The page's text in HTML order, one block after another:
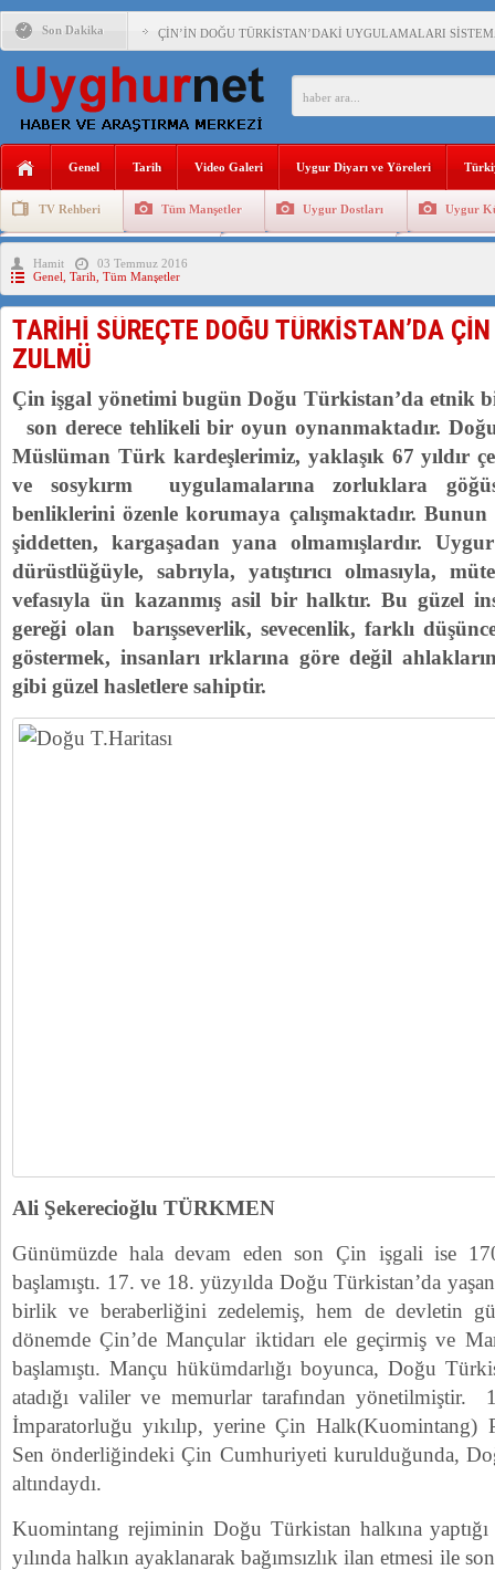
Son Dakika ÇİN’İN DOĞU TÜRKİSTAN’DAKİ UYGULAMALARI
DİYANET AKADEMİSİ BAŞKANI DOÇ.DR.KAAN : DOĞU
ÇİN’İN UYGUR POLİTİKALARINI ÖVEN DİYANET
MHP’DEN URUMÇİ KATLİAMI MESAJİ : 05.07.2009
İŞGALCİ ÇİN’DEN “FETİHLER SULTANI
SAADET PARTİSİ İLÇE BAŞKANI : TEMMUZ AYI,DOĞU
İŞGALCİ ÇİN,DOĞU TÜRKİSTAN’DA EN AZ 143 BİN
Genel Tarih Video Galeri Uygur Diyarı ve Yöreleri
TV Rehberi Tüm Manşetler Uygur Dostları Uygur
Uygurlarda Düğün ve Cenaze
Hamit
03 Temmuz 2016
Genel Tarih Tüm Manşetler
TARİHİ SÜREÇTE DOĞU TÜRKİSTAN’DA
ZULMÜ
Çin işgal yönetimi bugün Doğu Türkistan’da etnik
son derece tehlikeli bir oyun oynanmaktadır.
Müslüman Türk kardeşlerimiz, yaklaşık 67 yıldır
ve sosykırm uygulamalarına zorluklara
benliklerini özenle korumaya çalışmaktadır.
şiddetten, kargaşadan yana olmamışlardır.
dürüstlüğüyle, sabrıyla, yatıştırıcı olmasıyla,
vefasıyla ün kazanmış asil bir halktır. Bu güzel
gereği olan barışseverlik, sevecenlik, farklı
göstermek, insanları ırklarına göre değil
gibi güzel hasletlere sahiptir.
Ali Şekerecioğlu TÜRKMEN
Günümüzde hala devam eden son Çin işgali ise
başlamıştı. 17. ve 18. yüzyılda Doğu Türkistan’da
birlik ve beraberliğini zedelemiş, hem de devletin
dönemde Çin’de Mançular iktidarı ele geçirmiş ve
başlamıştı. Mançu hükümdarlığı boyunca, Doğu
atadığı valiler ve memurlar tarafından yönetilmiştir.
İmparatorluğu yıkılıp, yerine Çin Halk(Kuomintang)
Sen önderliğindeki Çin Cumhuriyeti kurulduğunda,
altındaydı.
Kuomintang rejiminin Doğu Türkistan halkına
yılında halkın ayaklanarak bağımsızlık ilan etmesi ile